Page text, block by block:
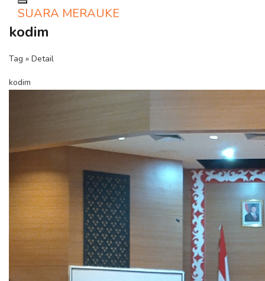
Toggle navigation
SUARA MERAUKE
kodim
Tag » Detail
kodim